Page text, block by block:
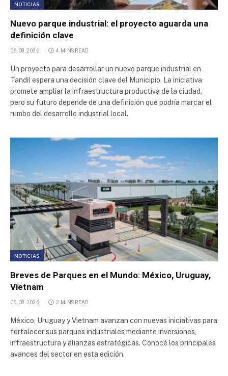
Parque Apícola y Agroalimentario
Parque Apícola y Agroalimentario de Santa Rosa
Parque Industrial Buen Ayre 2
Parque Industrial Buen Ayre
Parque Industrial Reconquista
Parque Industrial Reconquista
Poligono Industrial Cortes de la Frontera
Poligono Industrial Mas de las Matas
Poligono Industrial Campillo de Altobuey
Parque Industrial Pichincha II
Parque Logístico 9 de Abril
Parque Logistico Veracruz
Parque Industrial Lautaro
NOTICIAS
Nuevo parque industrial: el proyecto aguarda una
definición clave
06.08.2026 4 MINS READ
Un proyecto para desarrollar un nuevo parque industrial en
Tandil espera una decisión clave del Municipio. La iniciativa
promete ampliar la infraestructura productiva de la ciudad,
pero su futuro depende de una definición que podría marcar el
rumbo del desarrollo industrial local.
NOTICIAS
Breves de Parques en el Mundo: México, Uruguay,
Vietnam
06.08.2026 2 MINS READ
México, Uruguay y Vietnam avanzan con nuevas iniciativas para
fortalecer sus parques industriales mediante inversiones,
infraestructura y alianzas estratégicas. Conocé los principales
avances del sector en esta edición.